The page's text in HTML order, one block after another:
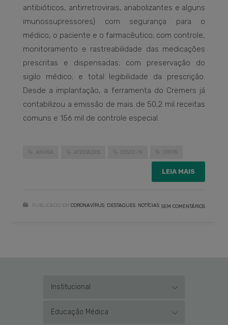
antibióticos, antirretrovirais, anabolizantes e alguns
imunossupressores) com segurança para o
médico, o paciente e o farmacêutico; com controle,
monitoramento e rastreabilidade das medicações
prescritas e dispensadas; com preservação do
sigilo médico; e total legibilidade da prescrição.
Desde a implantação, a ferramenta do Cremers já
contabilizou a emissão de mais de 50,2 mil receitas
comuns e 156 mil de controle especial.
ANVISA ATESTADOS COVID-19 CRFRS
LEIA MAIS
PUBLICADO EM CORONAVÍRUS DESTAQUES NOTÍCIAS SEM COMENTÁRIOS
Institucional
Educação Médica